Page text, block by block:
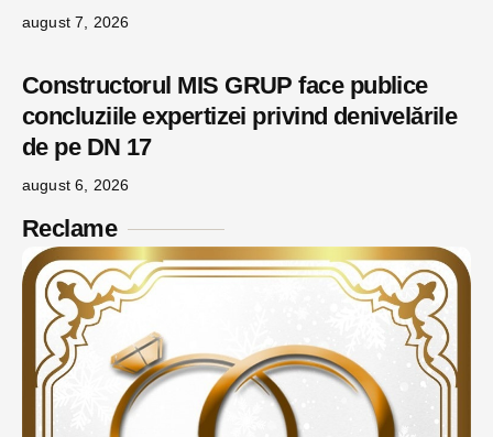
august 7, 2026
Constructorul MIS GRUP face publice
concluziile expertizei privind denivelările
de pe DN 17
august 6, 2026
Reclame